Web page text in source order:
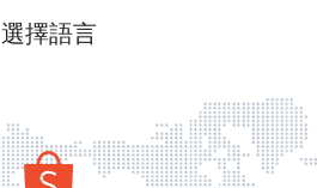
選擇語言